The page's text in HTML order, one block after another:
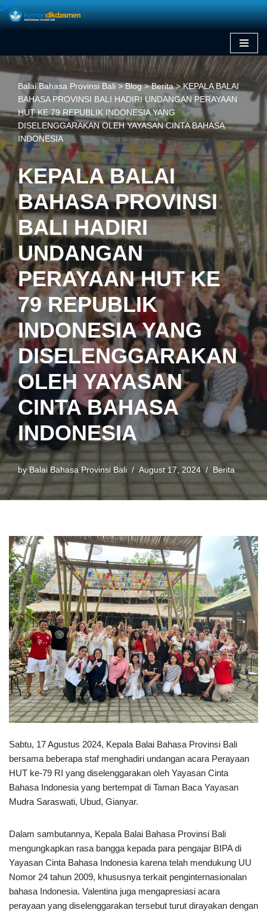
content
Balai Bahasa Provinsi Bali>Blog>Berita>KEPALA BALAI
BAHASA PROVINSI BALI HADIRI UNDANGAN PERAYAAN
HUT KE 79 REPUBLIK INDONESIA YANG
DISELENGGARAKAN OLEH YAYASAN CINTA BAHASA
INDONESIA
KEPALA BALAI
BAHASA PROVINSI
BALI HADIRI
UNDANGAN
PERAYAAN HUT KE
79 REPUBLIK
INDONESIA YANG
DISELENGGARAKAN
OLEH YAYASAN
CINTA BAHASA
INDONESIA
byBalai Bahasa Provinsi Bali August 17, 2024 Berita
Sabtu, 17 Agustus 2024, Kepala Balai Bahasa Provinsi Bali
bersama beberapa staf menghadiri undangan acara Perayaan
HUT ke-79 RI yang diselenggarakan oleh Yayasan Cinta
Bahasa Indonesia yang bertempat di Taman Baca Yayasan
Mudra Saraswati, Ubud, Gianyar.
Dalam sambutannya, Kepala Balai Bahasa Provinsi Bali
mengungkapkan rasa bangga kepada para pengajar BIPA di
Yayasan Cinta Bahasa Indonesia karena telah mendukung UU
Nomor 24 tahun 2009, khususnya terkait penginternasionalan
bahasa Indonesia. Valentina juga mengapresiasi acara
perayaan yang diselenggarakan tersebut turut dirayakan dengan